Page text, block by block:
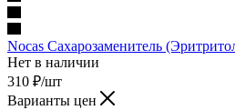
Nocas Сахарозаменитель
Нет в наличии
310 ₽/шт
Варианты цен